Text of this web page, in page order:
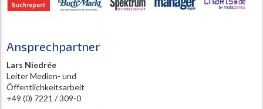
Ansprechpartner
Lars Niedrée
Leiter Medien- und
Öffentlichkeitsarbeit
+49 (0) 7221 / 309-0